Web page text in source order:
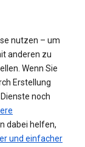
nutzen – um
anderen zu
Wenn Sie
Erstellung
noch
dabei helfen,
und einfacher